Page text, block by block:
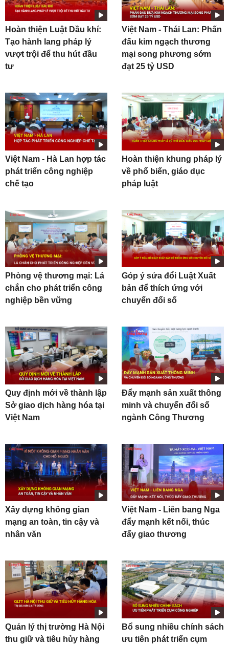
Hoàn thiện Luật Dầu khí:
Tạo hành lang pháp lý
vượt trội để thu hút đầu
tư
Việt Nam - Thái Lan: Phấn
đấu kim ngạch thương
mại song phương sớm
đạt 25 tỷ USD
Việt Nam - Hà Lan hợp tác
phát triển công nghiệp
chế tạo
Hoàn thiện khung pháp lý
về phổ biến, giáo dục
pháp luật
Phòng vệ thương mại: Lá
chắn cho phát triển công
nghiệp bền vững
Góp ý sửa đổi Luật Xuất
bản để thích ứng với
chuyển đổi số
Quy định mới về thành lập
Sở giao dịch hàng hóa tại
Việt Nam
Đẩy mạnh sản xuất thông
minh và chuyển đổi số
ngành Công Thương
Xây dựng không gian
mạng an toàn, tin cậy và
nhân văn
Việt Nam - Liên bang Nga
đẩy mạnh kết nối, thúc
đẩy giao thương
Quản lý thị trường Hà Nội
thu giữ và tiêu hủy hàng
Bổ sung nhiều chính sách
ưu tiên phát triển cụm